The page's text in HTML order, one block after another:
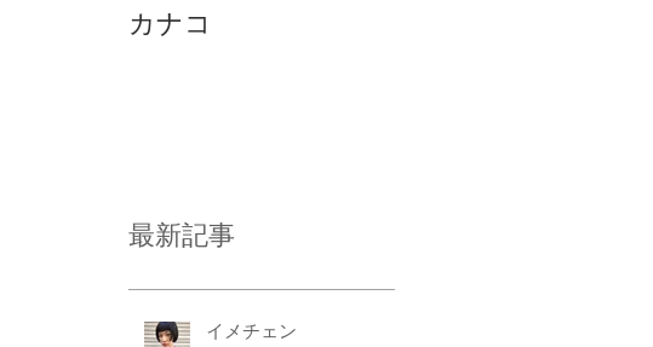
カナコ
最新記事
イメチェン